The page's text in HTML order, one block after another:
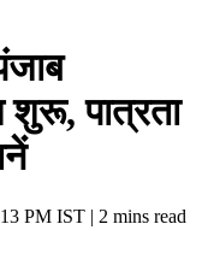
शुरू, पात्रता
PM IST | 2 mins read